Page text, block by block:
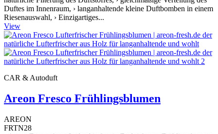
Duftes im Innenraum, › langanhaltende kleine Duftbomben in einem
Riesenauswahl, › Einzigartiges...
View
CAR & Autoduft
Areon Fresco Frühlingsblumen
AREON
FRTN28